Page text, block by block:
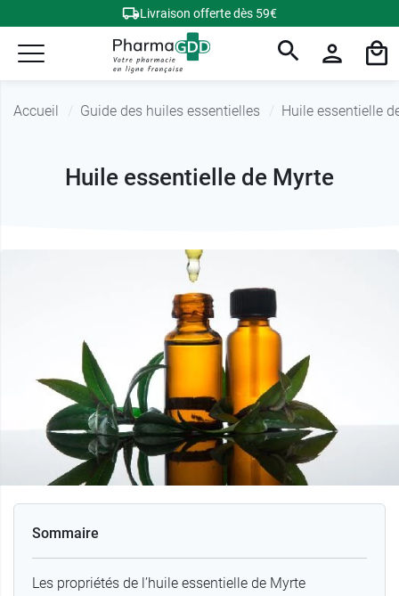
Livraison offerte dès 59€
Accueil Guide des huiles essentielles Huile essentielle
Huile essentielle de Myrte
Sommaire
Les propriétés de l’huile essentielle de Myrte